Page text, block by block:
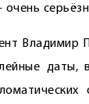
Владимир
даты,